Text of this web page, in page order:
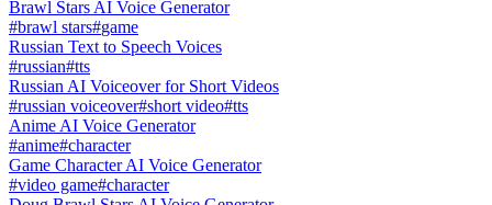
Brawl Stars AI Voice Generator
#brawl stars#game
Russian Text to Speech Voices
#russian#tts
Russian AI Voiceover for Short Videos
#russian voiceover#short video#tts
Anime AI Voice Generator
#anime#character
Game Character AI Voice Generator
#video game#character